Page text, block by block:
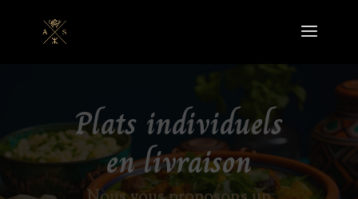
Plats individuels
en livraison